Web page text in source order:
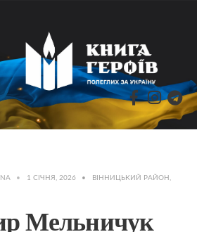
• 1 СІЧНЯ, 2026 • ВІННИЦЬКИЙ РАЙОН ,
Мельничук